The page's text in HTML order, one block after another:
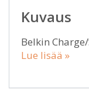
Kuvaus
Belkin
Lue lisää »